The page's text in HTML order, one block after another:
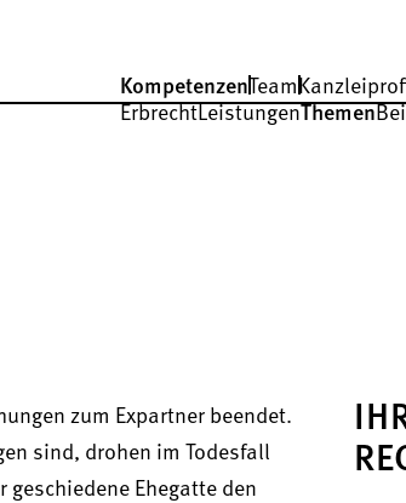
KompetenzenTeam
ErbrechtLeistungenThemen
zum Expartner beendet.
sind, drohen im Todesfall
Ehegatte den